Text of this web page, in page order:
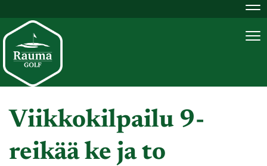
Viikkokilpailu 9-
reikää ke ja to